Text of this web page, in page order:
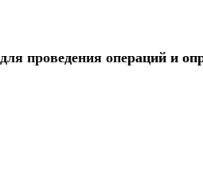
для проведения операций и